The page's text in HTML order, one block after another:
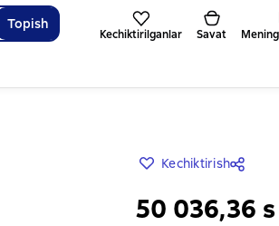
Topish
Kechiktirilganlar Savat
Kechiktirish
50 036,36